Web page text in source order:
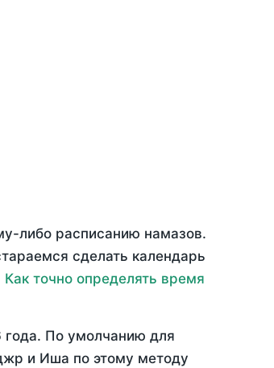
либо расписанию намазов.
сделать календарь
Как точно определять время
года. По умолчанию для
и Иша по этому методу